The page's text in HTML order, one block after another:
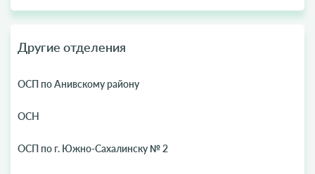
Другие отделения
ОСП по Анивскому району
ОСН
ОСП по г. Южно-Сахалинску № 2